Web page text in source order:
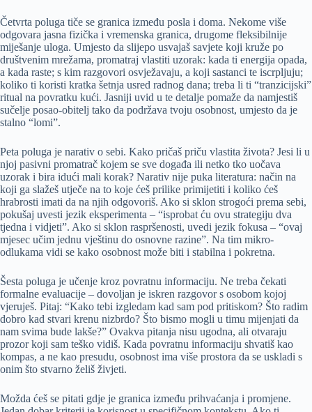
Četvrta poluga tiče se granica između posla i doma. Nekome više
odgovara jasna fizička i vremenska granica, drugome fleksibilnije
miješanje uloga. Umjesto da slijepo usvajaš savjete koji kruže po
društvenim mrežama, promatraj vlastiti uzorak: kada ti energija opada,
a kada raste; s kim razgovori osvježavaju, a koji sastanci te iscrpljuju;
koliko ti koristi kratka šetnja usred radnog dana; treba li ti “tranzicijski”
ritual na povratku kući. Jasniji uvid u te detalje pomaže da namjestiš
sučelje posao-obitelj tako da podržava tvoju osobnost, umjesto da je
stalno “lomi”.
Peta poluga je narativ o sebi. Kako pričaš priču vlastita života? Jesi li u
njoj pasivni promatrač kojem se sve događa ili netko tko uočava
uzorak i bira idući mali korak? Narativ nije puka literatura: način na
koji ga slažeš utječe na to koje ćeš prilike primijetiti i koliko ćeš
hrabrosti imati da na njih odgovoriš. Ako si sklon strogoći prema sebi,
pokušaj uvesti jezik eksperimenta – “isprobat ću ovu strategiju dva
tjedna i vidjeti”. Ako si sklon raspršenosti, uvedi jezik fokusa – “ovaj
mjesec učim jednu vještinu do osnovne razine”. Na tim mikro-
odlukama vidi se kako osobnost može biti i stabilna i pokretna.
Šesta poluga je učenje kroz povratnu informaciju. Ne treba čekati
formalne evaluacije – dovoljan je iskren razgovor s osobom kojoj
vjeruješ. Pitaj: “Kako tebi izgledam kad sam pod pritiskom? Što radim
dobro kad stvari krenu nizbrdo? Što bismo mogli u timu mijenjati da
nam svima bude lakše?” Ovakva pitanja nisu ugodna, ali otvaraju
prozor koji sam teško vidiš. Kada povratnu informaciju shvatiš kao
kompas, a ne kao presudu, osobnost ima više prostora da se uskladi s
onim što stvarno želiš živjeti.
Možda ćeš se pitati gdje je granica između prihvaćanja i promjene.